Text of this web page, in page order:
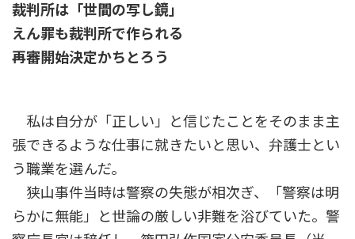
裁判所は「世間の写し鏡」
えん罪も裁判所で作られる
再審開始決定かちとろう
私は自分が「正しい」と信じたことをそのまま主
張できるような仕事に就きたいと思い、弁護士とい
う職業を選んだ。
狭山事件当時は警察の失態が相次ぎ、「警察は明
らかに無能」と世論の厳しい非難を浴びていた。警